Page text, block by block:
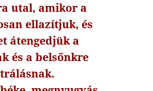
utal, amikor a
ellazítjuk, és
átengedjük a
és a belsőnkre